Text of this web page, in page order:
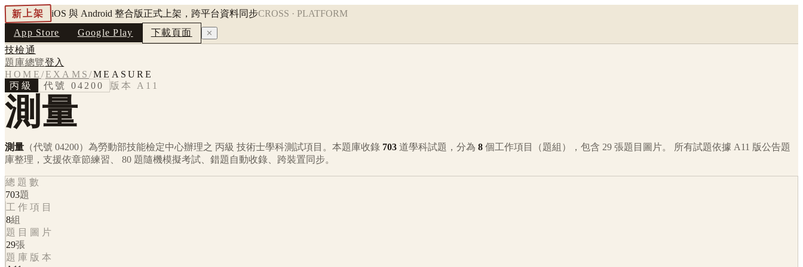
新上架 iOS 與 Android 整合版正式上架，跨平台資料同步CROSS · PLATFORM
App Store
Google Play 下載頁面 ✕
技檢通
題庫總覽登入
HOME /EXAMS/MEASURE
丙級
代號 04200 版本 A11
測量
測量 （代號 04200） 為勞動部技能檢定中心辦理之 丙級 技術士學科測試項目。本題庫收錄 703 道學科試題，分為 8 個工作項目（題組），包含 29 張題目圖片。 所有試題依據 A11 版公告題
庫整理，支援依章節練習、 80 題隨機模擬考試、錯題自動收錄、跨裝置同步。
總題數
703題
工作項目
8組
題目圖片
29張
題庫版本